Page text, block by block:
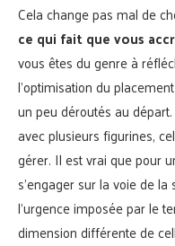
Cela change pas mal de
ce qui fait que vous
vous êtes du genre à
l’optimisation du
un peu déroutés au
avec plusieurs figurines,
gérer. Il est vrai que pour
s’engager sur la voie de
l’urgence imposée par le
dimension différente de